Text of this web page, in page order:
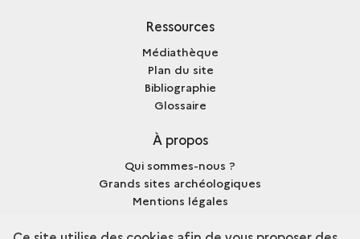
Ressources
Médiathèque
Plan du site
Bibliographie
Glossaire
À propos
Qui sommes-nous ?
Grands sites archéologiques
Mentions légales